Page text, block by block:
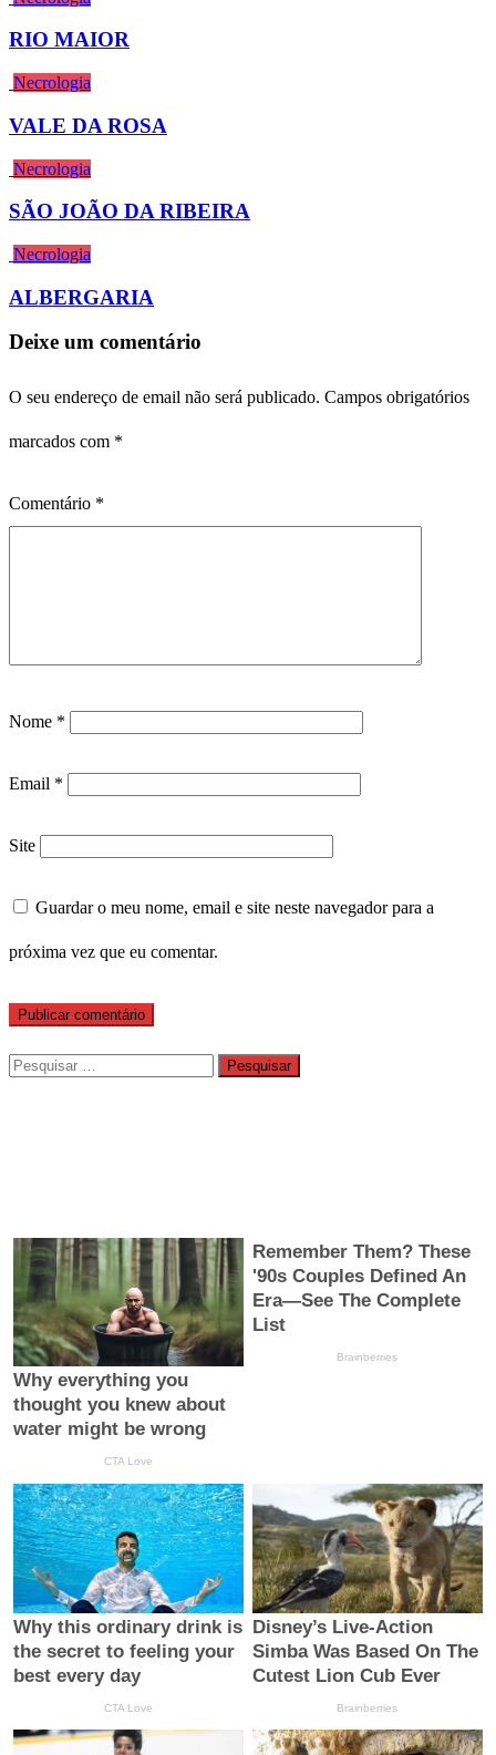
RIO MAIOR
Necrologia
VALE DA ROSA
Necrologia
SÃO JOÃO DA RIBEIRA
Necrologia
ALBERGARIA
Deixe um comentário
O seu endereço de email não será publicado. Campos obrigatórios
marcados com *
Comentário *
Nome *
Email *
Site
Guardar o meu nome, email e site neste navegador para a
próxima vez que eu comentar.
Pesquisar
por: